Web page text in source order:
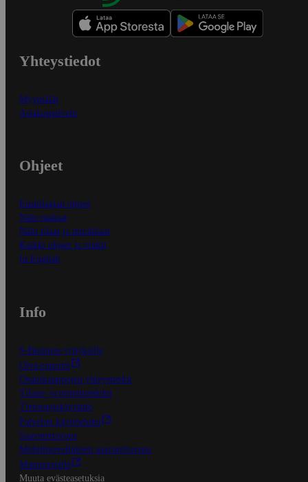
Yhteystiedot
Myymälät
Asiakaspalvelu
Ohjeet
Ensitilaajan ohjeet
Näin maksat
Näin tilaat ja muokkaat
Kaikki ohjeet ja vinkit
In English
Info
S-Business yrityksille
Oiva-raportit
Osuuskauppojen yhteystiedot
Tilaus- ja toimitusehdot
Tietosuojakäytäntö
Palvelun käyttöehdot
Saavutettavuus
Mobiilisovelluksen saavutettavuus
Mainostajalle
Muuta evästeasetuksia